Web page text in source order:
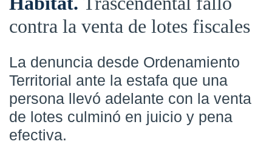
contra la venta de lotes fiscales
La denuncia desde Ordenamiento
Territorial ante la estafa que una
persona llevó adelante con la venta
de lotes culminó en juicio y pena
efectiva.